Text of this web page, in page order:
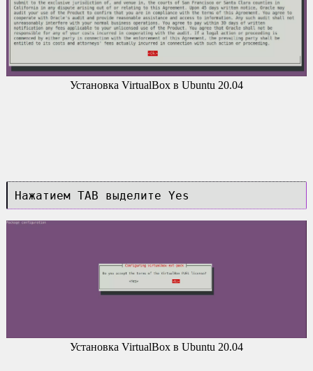
Установка VirtualBox в Ubuntu 20.04
Нажатием TAB выделите Yes
Установка VirtualBox в Ubuntu 20.04